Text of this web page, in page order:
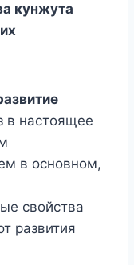
кунжута
в настоящее
в основном,
свойства
развития